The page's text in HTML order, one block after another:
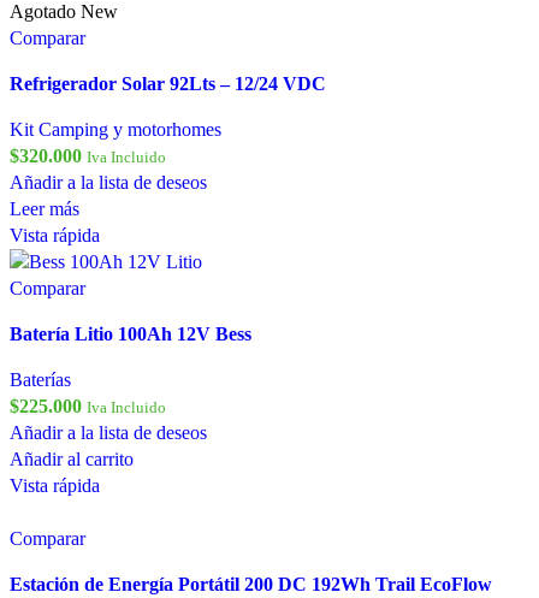
Agotado New
Comparar
Refrigerador Solar 92Lts – 12/24 VDC
Kit Camping y motorhomes
$320.000 Iva Incluido
Añadir a la lista de deseos
Leer más
Vista rápida
Comparar
Batería Litio 100Ah 12V Bess
Baterías
$225.000 Iva Incluido
Añadir a la lista de deseos
Añadir al carrito
Vista rápida
Comparar
Estación de Energía Portátil 200 DC 192Wh Trail EcoFlow